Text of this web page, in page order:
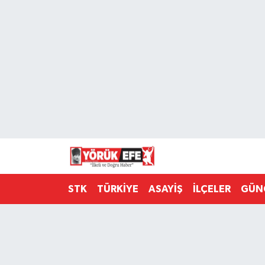
STK TÜRKİYE ASAYİŞ İLÇELER
Süper Lig Puan Durumu ve Fikstür
Tüm Manşetler